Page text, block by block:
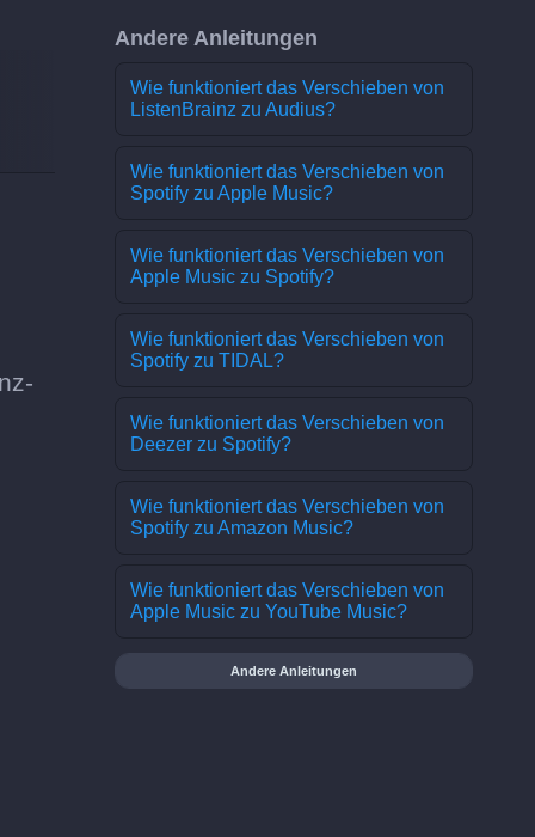
Andere Anleitungen
Wie funktioniert das Verschieben von
ListenBrainz zu Audius?
Wie funktioniert das Verschieben von
Spotify zu Apple Music?
Wie funktioniert das Verschieben von
Apple Music zu Spotify?
Wie funktioniert das Verschieben von
Spotify zu TIDAL?
Wie funktioniert das Verschieben von
Deezer zu Spotify?
Wie funktioniert das Verschieben von
Spotify zu Amazon Music?
Wie funktioniert das Verschieben von
Apple Music zu YouTube Music?
Andere Anleitungen